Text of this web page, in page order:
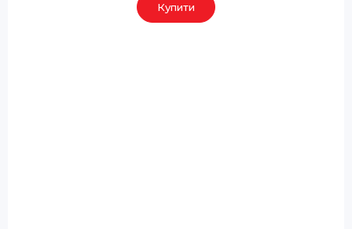
Купити